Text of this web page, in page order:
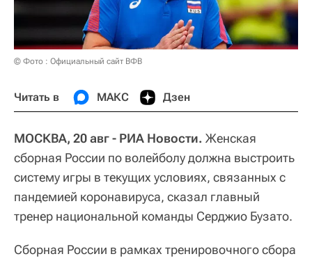
© Фото : Официальный сайт ВФВ
Читать в МАКС Дзен
МОСКВА, 20 авг - РИА Новости. Женская
сборная России по волейболу должна выстроить
систему игры в текущих условиях, связанных с
пандемией коронавируса, сказал главный
тренер национальной команды Серджио Бузато.
Сборная России в рамках тренировочного сбора